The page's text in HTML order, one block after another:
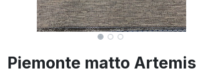
Piemonte matto Artemis